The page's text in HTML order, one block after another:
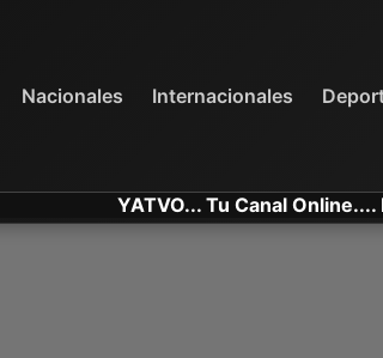
Nacionales Internacionales
YATVO... Tu Canal Online....